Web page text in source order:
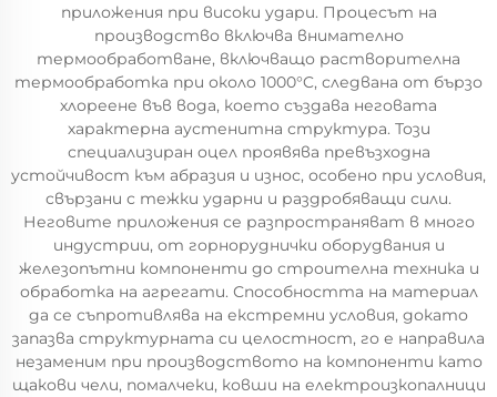
приложения при високи удари. Процесът на
производство включва внимателно
термообработване, включващо растворителна
термообработка при около 1000°C, следвана от бързо
хлореене във вода, което създава неговата
характерна аустенитна структура. Този
специализиран оцел проявява превъзходна
устойчивост към абразия и износ, особено при условия,
свързани с тежки ударни и раздробяващи сили.
Неговите приложения се разпространяват в много
индустрии, от горноруднички оборудвания и
железопътни компоненти до строителна техника и
обработка на агрегати. Способността на материал
да се съпротивлява на екстремни условия, докато
запазва структурната си целостност, го е направила
незаменим при производството на компоненти като
щакови чели, помалчеки, ковши на електроизкопалници